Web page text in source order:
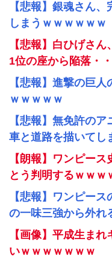
【悲報】銀魂さん
しまうｗｗｗｗｗｗ
【悲報】白ひげさ
1位の座から陥落・・
【悲報】進撃の巨
ｗｗｗｗｗ
【悲報】無免許の
車と道路を描いてし
【朗報】ワンピー
とう判明するｗｗｗ
【悲報】ワンピー
の一味三強から外れ
【画像】平成生ま
いｗｗｗｗｗｗｗ